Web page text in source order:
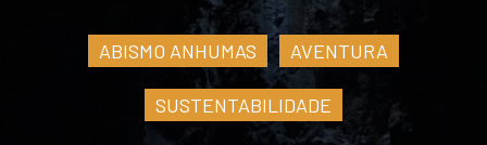
ABISMO ANHUMAS AVENTURA
SUSTENTABILIDADE